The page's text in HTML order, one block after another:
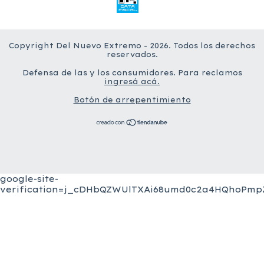
Copyright Del Nuevo Extremo - 2026. Todos los derechos
reservados.
Defensa de las y los consumidores. Para reclamos
ingresá acá.
Botón de arrepentimiento
google-site-